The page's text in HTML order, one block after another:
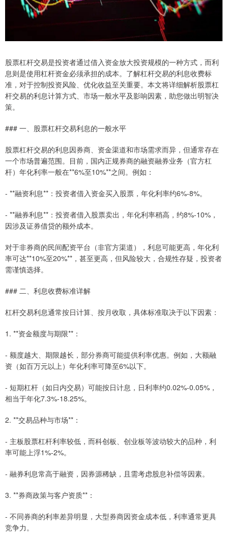
股票杠杆交易是投资者通过借入资金放大投资规模的一种方式，而利
息则是使用杠杆资金必须承担的成本。了解杠杆交易的利息收费标
准，对于控制投资风险、优化收益至关重要。本文将详细解析股票杠
杆交易的利息计算方式、市场一般水平及影响因素，助您做出明智决
策。
### 一、股票杠杆交易利息的一般水平
股票杠杆交易的利息因券商、资金渠道和市场需求而异，但通常存在
一个市场普遍范围。目前，国内正规券商的融资融券业务（官方杠
杆）年化利率一般在**6%至10%**之间。例如：
- **融资利息**：投资者借入资金买入股票，年化利率约6%-8%。
- **融券利息**：投资者借入股票卖出，年化利率稍高，约8%-10%，
因涉及证券借贷的额外成本。
对于非券商的民间配资平台（非官方渠道），利息可能更高，年化利
率可达**10%至20%**，甚至更高，但风险较大，合规性存疑，投资者
需谨慎选择。
### 二、利息收费标准详解
杠杆交易利息通常按日计算、按月收取，具体标准取决于以下因素：
1. **资金额度与期限**：
- 额度越大、期限越长，部分券商可能提供利率优惠。例如，大额融
资（如百万元以上）年化利率可降至6%以下。
- 短期杠杆（如日内交易）可能按日计息，日利率约0.02%-0.05%，
相当于年化7.3%-18.25%。
2. **交易品种与市场**：
- 主板股票杠杆利率较低，而科创板、创业板等波动较大的品种，利
率可能上浮1%-2%。
- 融券利息常高于融资，因券源稀缺，且需考虑股息补偿等因素。
3. **券商政策与客户资质**：
- 不同券商的利率差异明显，大型券商因资金成本低，利率通常更具
竞争力。